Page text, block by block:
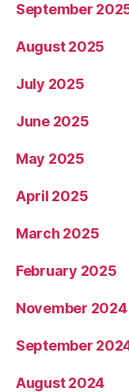
September
August 2025
July 2025
June 2025
May 2025
April 2025
March 2025
February 2025
November 2024
September
August 2024